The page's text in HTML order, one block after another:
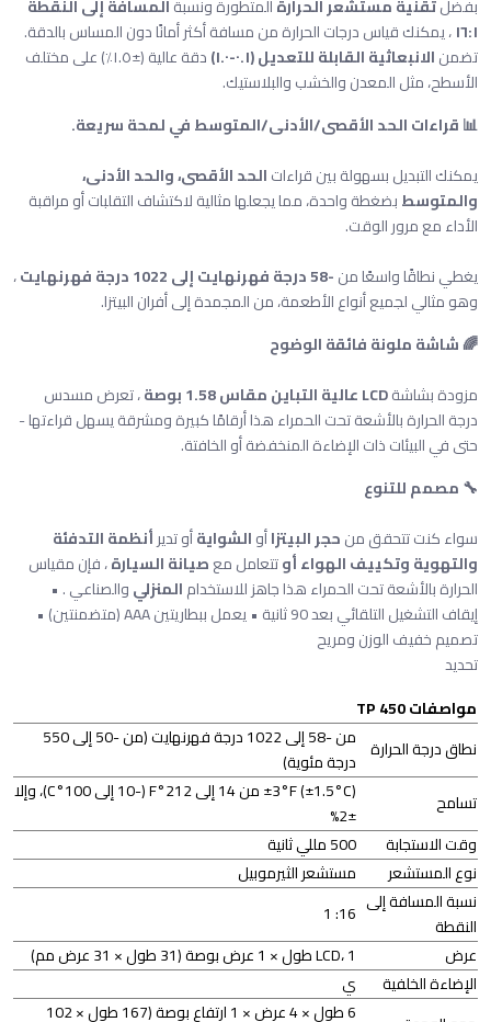
بفضلتقنية مستشعر الحرارةالمتطورة ونسبةالمسافة إلى النقطة
١٦:١، يمكنك قياس درجات الحرارة من مسافة أكثر أمانًا دون المساس بالدقة.
تضمنالانبعاثية القابلة للتعديل (٠.١-١.٠)
دقة عالية (±١.٥٪) على مختلف
الأسطح، مثل المعدن والخشب والبلاستيك.
📊 قراءات الحد الأقصى/الأدنى/المتوسط ​​في لمحة سريعة.
يمكنك التبديل بسهولة بين قراءاتالحد الأقصى، والحد الأدنى،
والمتوسط​​بضغطة واحدة، مما يجعلها مثالية لاكتشاف التقلبات أو مراقبة
الأداء مع مرور الوقت.
يغطي نطاقًا واسعًا من-58 درجة فهرنهايت إلى 1022 درجة فهرنهايت
،
وهو مثالي لجميع أنواع الأطعمة، من المجمدة إلى أفران البيتزا.
🌈 شاشة ملونة فائقة الوضوح
مزودة بشاشةLCD عالية التباين مقاس 1.58 بوصة
، تعرض مسدس
درجة الحرارة بالأشعة تحت الحمراء هذا أرقامًا كبيرة ومشرقة يسهل قراءتها -
حتى في البيئات ذات الإضاءة المنخفضة أو الخافتة.
🔧 مصمم للتنوع
سواء كنت تتحقق منحجر البيتزاأوالشوايةأو تديرأنظمة التدفئة
والتهوية وتكييف الهواء أوتتعامل معصيانة السيارة، فإن مقياس
الحرارة بالأشعة تحت الحمراء هذا جاهز للاستخدامالمنزليوالصناعي . •
إيقاف التشغيل التلقائي بعد 90 ثانية • يعمل ببطاريتين AAA (متضمنتين) •
تصميم خفيف الوزن ومريح
تحديد
مواصفات TP 450
نطاق درجة الحرارة
من -58 إلى 1022 درجة فهرنهايت (من -50 إلى 550
درجة مئوية)
تسامح
±3°F (±1.5°C) من 14 إلى 212°F (-10 إلى 100°C)، وإلا
±2%
وقت الاستجابة
500 مللي ثانية
نوع المستشعر
مستشعر الثيرموبيل
نسبة المسافة إلى
النقطة
16: 1
عرض
LCD، 1 طول × 1 عرض بوصة (31 طول × 31 عرض مم)
الإضاءة الخلفية
ي
6 طول × 4 عرض × 1 ارتفاع بوصة (167 طول × 102